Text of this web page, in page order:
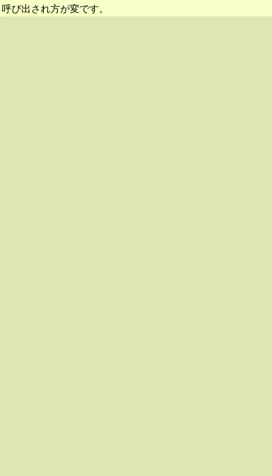
呼び出され方が変です。